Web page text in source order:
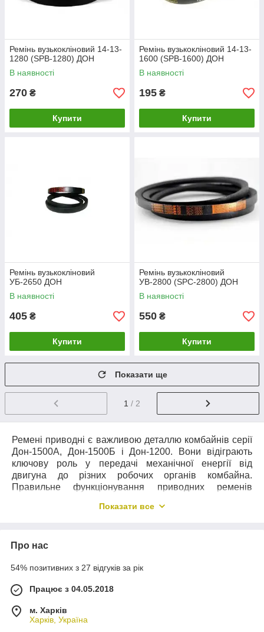
Ремінь вузькокліновий 14-13-
1280 (SPB-1280) ДОН
В наявності
270 ₴
Купити
Ремінь вузькокліновий 14-13-
1600 (SPB-1600) ДОН
В наявності
195 ₴
Купити
Ремінь вузькокліновий
УБ-2650 ДОН
В наявності
405 ₴
Купити
Ремінь вузькокліновий
УВ-2800 (SPC-2800) ДОН
В наявності
550 ₴
Купити
Показати ще
1 / 2
Ремені приводні є важливою деталлю комбайнів серії
Дон-1500А, Дон-1500Б і Дон-1200. Вони відіграють
ключову роль у передачі механічної енергії від
двигуна до різних робочих органів комбайна.
Правильне функціонування приводних ременів
продуктивність на полі.
клинових до зубчастих
механізмів передачі руху. Вони використовуються для
з'єднання обертаючихся валиків, передачі крутного
моменту від однієї частини машини до іншої. Існує
велика кількість різних типів і видів приводних
ременів, кожний з яких має свої особливості і
Показати все
Про нас
54% позитивних з 27 відгуків за рік
Працює з 04.05.2018
м. Харків
Харків, Україна